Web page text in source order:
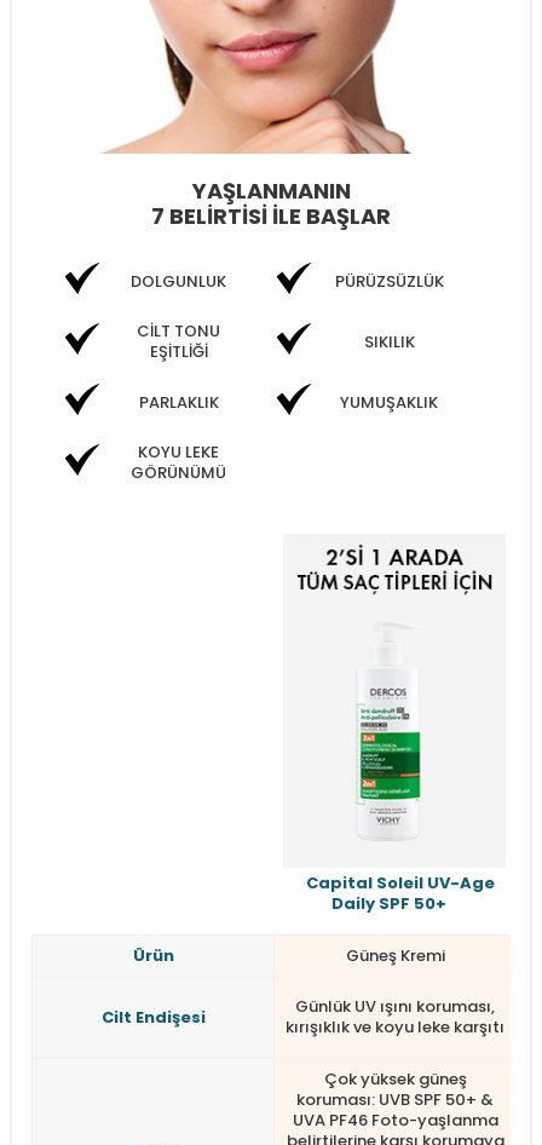
YAŞLANMANIN
7 BELİRTİSİ İLE BAŞLAR
DOLGUNLUK PÜRÜZSÜZLÜK
CİLT TONU
EŞİTLİĞİ
SIKILIK
PARLAKLIK YUMUŞAKLIK
KOYU LEKE
GÖRÜNÜMÜ
Capital Soleil UV-Age
Daily SPF 50+
Ürün Güneş Kremi
Cilt Endişesi
Günlük UV ışını koruması,
kırışıklık ve koyu leke karşıtı
Çok yüksek güneş
koruması: UVB SPF 50+ &
UVA PF46 Foto-yaşlanma